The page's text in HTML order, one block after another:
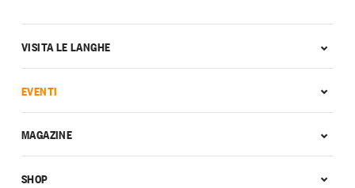
VISITA LE LANGHE
EVENTI
MAGAZINE
SHOP